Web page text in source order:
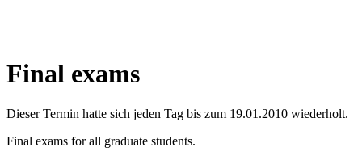
Final exams
Dieser Termin hatte sich jeden Tag bis zum 19.01.2010 wiederholt.
Final exams for all graduate students.